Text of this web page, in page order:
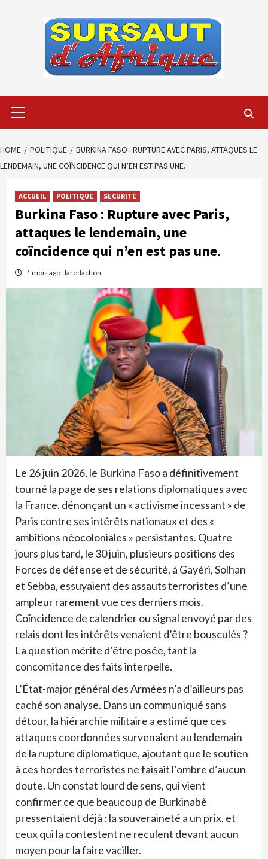
Menu
HOME POLITIQUE
BURKINA FASO : RUPTURE AVEC PARIS, ATTAQUES LE
LENDEMAIN, UNE COÏNCIDENCE QUI N’EN EST PAS UNE.
ACCUEIL POLITIQUE SECURITE
Burkina Faso : Rupture avec Paris,
attaques le lendemain, une
coïncidence qui n’en est pas une.
1 mois ago laredaction
Le 26 juin 2026, le Burkina Faso a définitivement
tourné la page de ses relations diplomatiques avec
la France, dénonçant un « activisme incessant » de
Paris contre ses intérêts nationaux et des «
ambitions néocoloniales » persistantes. Quatre
jours plus tard, le 30 juin, plusieurs positions des
Forces de défense et de sécurité, à Gayéri, Solhan
et Sebba, essuyaient des assauts terroristes d’une
ampleur rarement vue ces derniers mois.
Coïncidence de calendrier ou signal envoyé par des
relais dont les intérêts venaient d’être bousculés ?
La question mérite d’être posée, tant la
concomitance des faits interpelle.
L’État-major général des Armées n’a d’ailleurs pas
caché son analyse. Dans un communiqué sans
détour, la hiérarchie militaire a estimé que ces
attaques coordonnées survenaient au lendemain
de la rupture diplomatique, ajoutant que le soutien
à ces hordes terroristes ne faisait l’ombre d’aucun
doute. Un constat lourd de sens, qui vient
confirmer ce que beaucoup de Burkinabè
pressentaient déjà : la souveraineté a un prix, et
ceux qui la contestent ne reculent devant aucun
moyen pour la faire vaciller.